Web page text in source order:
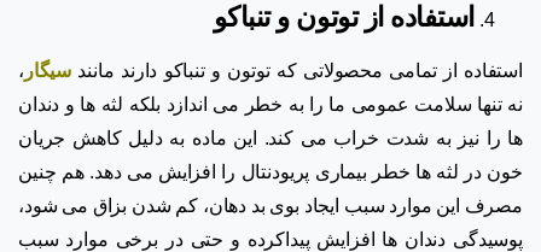
استفاده از توتون و تنباکو
استفاده از تمامی محصولاتی که توتون و تنباکو دارند مانند سیگار ،
نه تنها سلامت عمومی ما را به خطر می اندازد بلکه لثه ها و دندان
ها را نیز به شدت خراب می کند. این ماده به دلیل کاهش جریان
خون در لثه ها خطر بیماری پریودنتال را افزایش می دهد. هم چنین
مصرف این موارد سبب ایجاد بوی بد دهان، کم شدن بزاق می شود،
پوسیدگی دندان ها افزایش پیداکرده و حتی در برخی موارد سبب